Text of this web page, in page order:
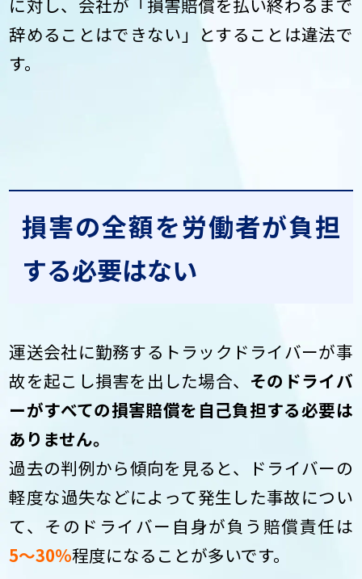
辞めることはできない」とすることは違法で
す。
損害の全額を労働者が負担
する必要はない
運送会社に勤務するトラックドライバーが事
故を起こし損害を出した場合、 そのドライバ
ーがすべての損害賠償を自己負担する必要は
ありません。
過去の判例から傾向を見ると、ドライバーの
軽度な過失などによって発生した事故につい
て、そのドライバー自身が負う賠償責任は
5〜30％程度になることが多いです。